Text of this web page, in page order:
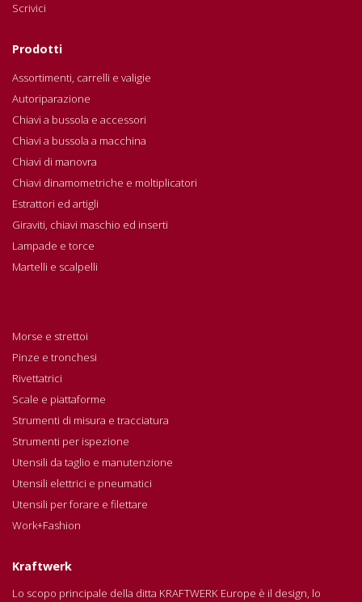
Scrivici
Prodotti
Assortimenti, carrelli e valigie
Autoriparazione
Chiavi a bussola e accessori
Chiavi a bussola a macchina
Chiavi di manovra
Chiavi dinamometriche e moltiplicatori
Estrattori ed artigli
Giraviti, chiavi maschio ed inserti
Lampade e torce
Martelli e scalpelli
Morse e strettoi
Pinze e tronchesi
Rivettatrici
Scale e piattaforme
Strumenti di misura e tracciatura
Strumenti per ispezione
Utensili da taglio e manutenzione
Utensili elettrici e pneumatici
Utensili per forare e filettare
Work+Fashion
Kraftwerk
Lo scopo principale della ditta KRAFTWERK Europe è il design, lo